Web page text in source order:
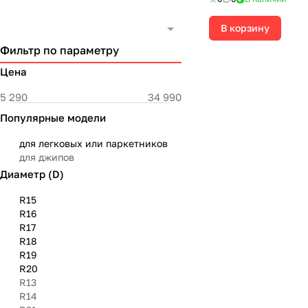
В корзину
Фильтр по параметру
Цена
Популярные модели
для легковых или паркетников
для джипов
Диаметр (D)
R15
R16
R17
R18
R19
R20
R13
R14